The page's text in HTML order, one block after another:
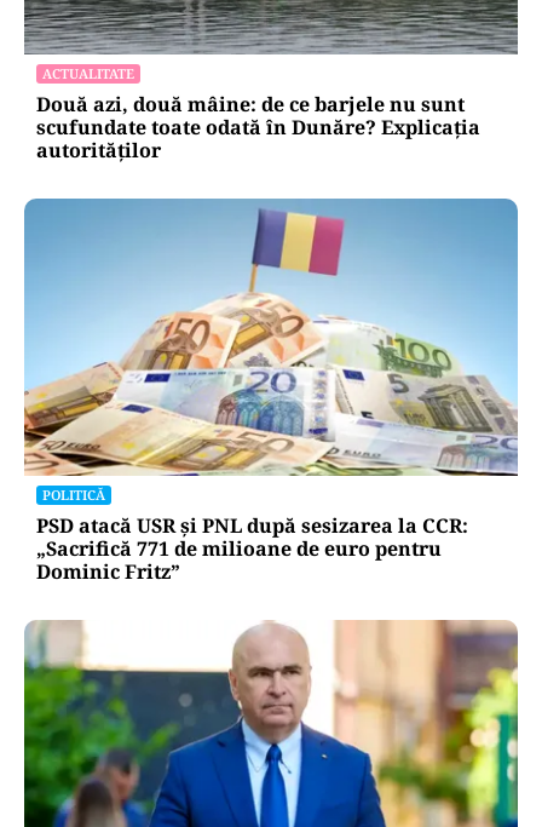
ACTUALITATE
Două azi, două mâine: de ce barjele nu sunt
scufundate toate odată în Dunăre? Explicația
autorităților
POLITICĂ
PSD atacă USR și PNL după sesizarea la CCR:
„Sacrifică 771 de milioane de euro pentru
Dominic Fritz”